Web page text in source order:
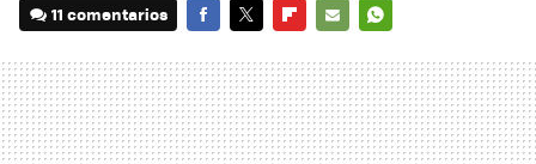
11 comentarios
MAIL